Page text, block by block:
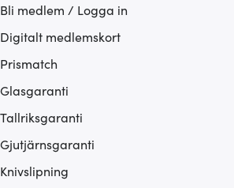
Bli medlem / Logga in
Digitalt medlemskort
Prismatch
Glasgaranti
Tallriksgaranti
Gjutjärnsgaranti
Knivslipning